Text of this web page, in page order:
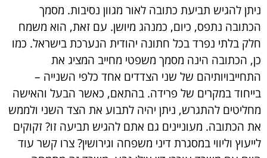
ניתן להגיש תביעת כתובה לאור מגוון נסיבות. מסמך
הכתובה נתפס, כיום, כמנהג מיושן. עם זאת, הוא משמח
חלק בלתי נפרד בכל חתונה יהודית הנערכת בישראל. כמו
כן, הכתובה הינה מסמך משפטי מחייב המציג את
התחייבויותיהם של שני הצדדים אחד כלפי השנייה –
בייחוד במקרים של פרידה. בהתאם, כאשר הבעל והאישה
מחליטים להתגרש, ניתן יהיה לתבוע את הצד השני ולממש
את הכתובה. מעוניינים גם אתם להגיש תביעה זו? זקוקים
לייעוץ וליווי במסגרת דיני משפחה וגירושין? צרו קשר עוד